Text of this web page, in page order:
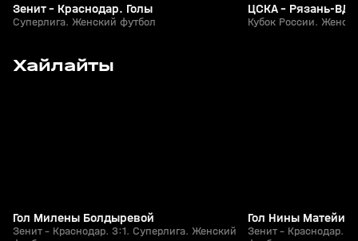
Зенит - Краснодар. Голы
Суперлига. Женский футбол
ЦСКА - Рязань-
Кубок России.
Хайлайты
01 авг, 16:04
Гол Милены Болдыревой
Зенит - Краснодар. 3:1. Суперлига. Женский
Гол Нины Матейич
Зенит - Краснодар.